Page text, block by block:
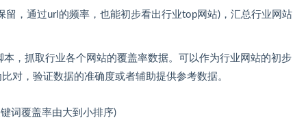
，通过url的频率，也能初步看出行业top网站)，汇总行业网站
，抓取行业各个网站的覆盖率数据。可以作为行业网站的初步
对，验证数据的准确度或者辅助提供参考数据。
词覆盖率由大到小排序)